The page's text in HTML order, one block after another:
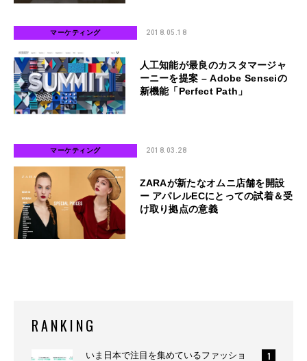
マーケティング 2018.05.18
人工知能が最良のカスタマージャ
ーニーを提案 – Adobe Senseiの
新機能「Perfect Path」
マーケティング 2018.03.28
ZARAが新たなオムニ店舗を開設
ー アパレルECにとっての試着＆受
け取り拠点の意義
RANKING
いま日本で注目を集めているファッショ